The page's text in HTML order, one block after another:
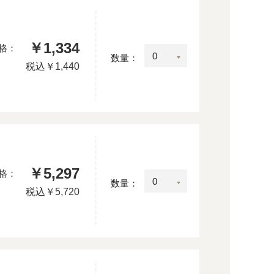
： ￥1,334
税込 ￥1,440
数量：
： ￥5,297
税込 ￥5,720
数量：